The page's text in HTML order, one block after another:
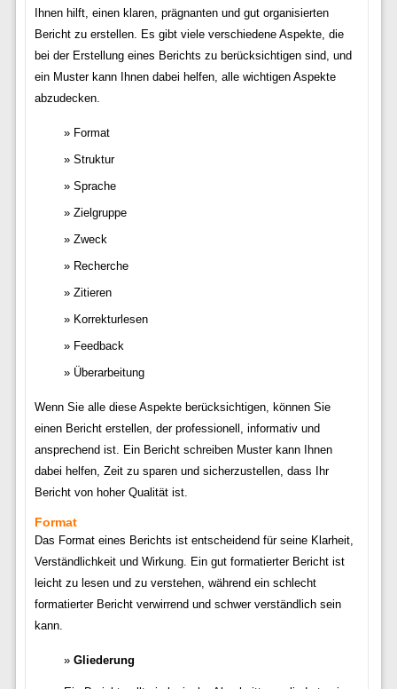
Ihnen hilft, einen klaren, prägnanten und gut organisierten
Bericht zu erstellen. Es gibt viele verschiedene Aspekte, die
bei der Erstellung eines Berichts zu berücksichtigen sind, und
ein Muster kann Ihnen dabei helfen, alle wichtigen Aspekte
abzudecken.
Format
Struktur
Sprache
Zielgruppe
Zweck
Recherche
Zitieren
Korrekturlesen
Feedback
Überarbeitung
Wenn Sie alle diese Aspekte berücksichtigen, können Sie
einen Bericht erstellen, der professionell, informativ und
ansprechend ist. Ein Bericht schreiben Muster kann Ihnen
dabei helfen, Zeit zu sparen und sicherzustellen, dass Ihr
Bericht von hoher Qualität ist.
Format
Das Format eines Berichts ist entscheidend für seine Klarheit,
Verständlichkeit und Wirkung. Ein gut formatierter Bericht ist
leicht zu lesen und zu verstehen, während ein schlecht
formatierter Bericht verwirrend und schwer verständlich sein
kann.
Gliederung